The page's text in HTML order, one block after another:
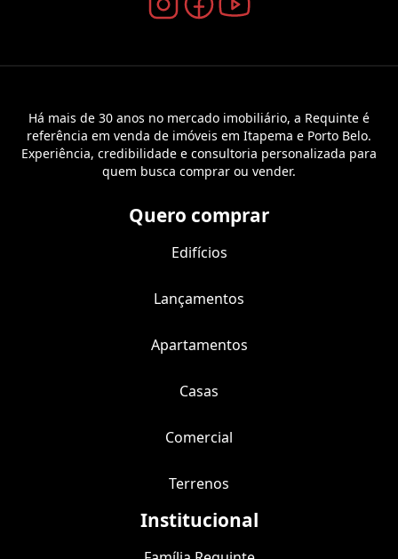
Há mais de 30 anos no mercado imobiliário, a Requinte é
referência em venda de imóveis em Itapema e Porto Belo.
Experiência, credibilidade e consultoria personalizada para
quem busca comprar ou vender.
Quero comprar
Edifícios
Lançamentos
Apartamentos
Casas
Comercial
Terrenos
Institucional